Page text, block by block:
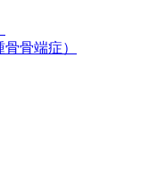
骨端症）